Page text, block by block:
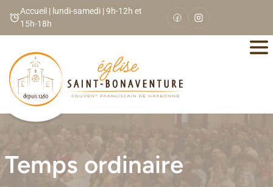
Panneau de gestion des cookies
Accueil | lundi-samedi | 9h-12h et
15h-18h
Temps ordinaire